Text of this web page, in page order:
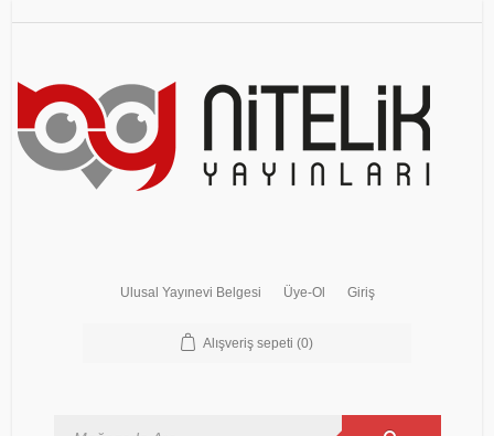
Ulusal Yayınevi Belgesi Üye-Ol Giriş
Alışveriş sepeti (0)